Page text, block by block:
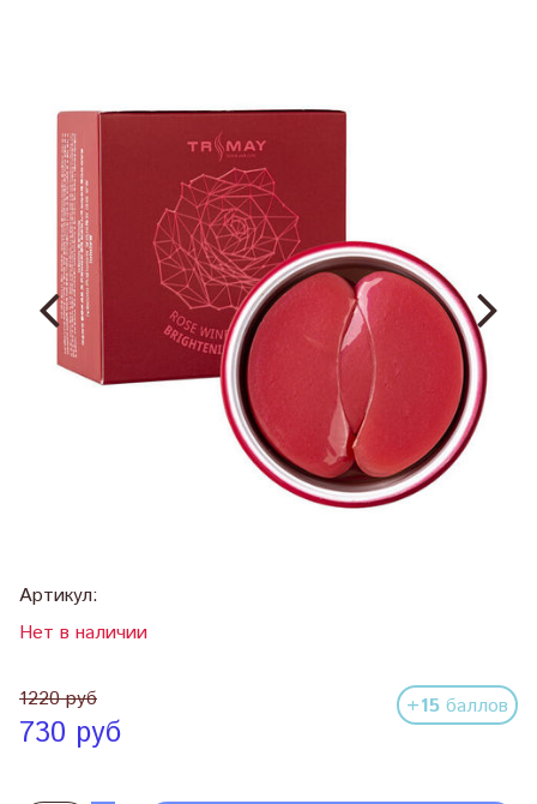
Артикул:
Нет в наличии
1220 руб
730 руб
+15 баллов